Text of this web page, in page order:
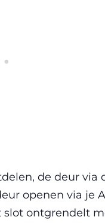
de deur via
openen via je
ontgrendelt